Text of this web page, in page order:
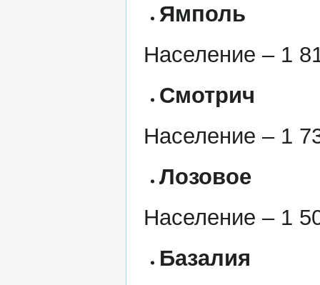
Ямполь
Население – 1
Смотрич
Население – 1
Лозовое
Население – 1
Базалия